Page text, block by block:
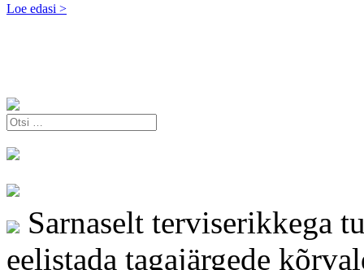
Loe edasi >
Otsi:
Sarnaselt terviserikkega
eelistada tagajärgede